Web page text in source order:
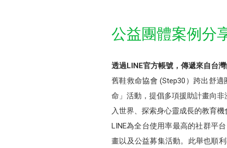
公益團體案例分
透過LINE官方帳號，傳遞來自台
舊鞋救命協會 (Step30）跨出舒
命」活動，提倡多項援助計畫向
入世界、探索身心靈成長的教育機
LINE為全台使用率最高的社群平
畫以及公益募集活動。此舉也順